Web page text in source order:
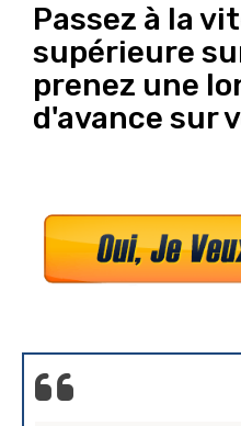
Passez à la
supérieure
prenez une
d'avance sur